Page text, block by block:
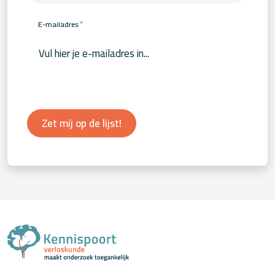
E-mailadres*
Zet mij op de lijst!